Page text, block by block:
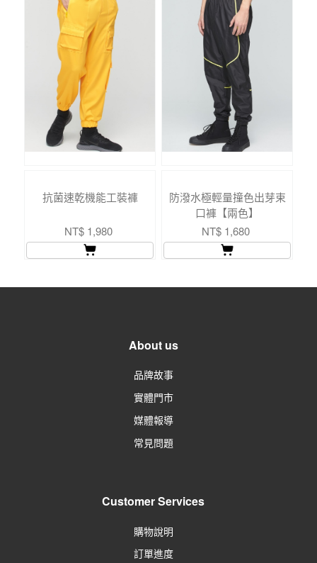
抗菌速乾機能工裝褲
NT$ 1,980
防潑水極輕量撞色出芽束
口褲【兩色】
NT$ 1,680
About us
品牌故事
實體門市
媒體報導
常見問題
Customer Services
購物說明
訂單進度